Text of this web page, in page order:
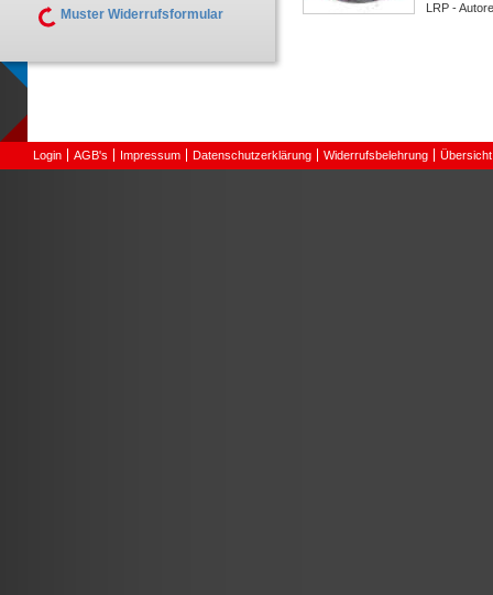
LRP -
Muster Widerrufsformular
Login AGB's Impressum Datenschutzerklärung Widerrufsbelehrung